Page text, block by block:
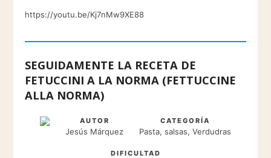
https://youtu.be/Kj7nMw9XE88
SEGUIDAMENTE LA RECETA DE
FETUCCINI A LA NORMA (FETTUCCINE
ALLA NORMA)
AUTOR
Jesús Márquez
CATEGORÍA
Pasta, salsas, Verdudras
DIFICULTAD